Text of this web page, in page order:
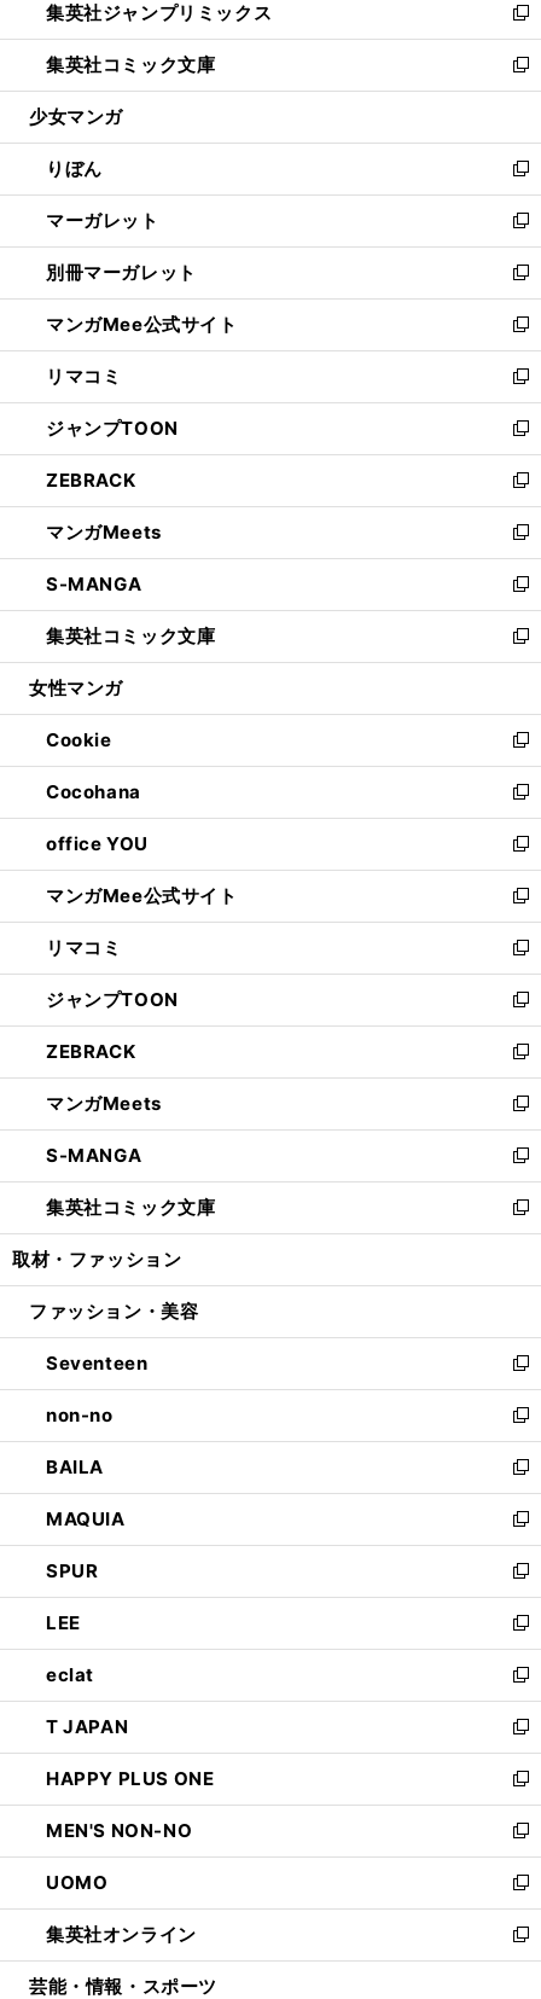
く
で
開
く
ド
ウ
で
開
ィ
ン
ド
ウ
開
く
い
ウ
ィ
ン
ウ
で
開
く
集英社ジャンプリミックス
新
し
い
ウ
ン
ド
ウ
で
開
く
集英社コミック文庫
新
し
ウ
ィ
ン
ド
ウ
で
開
く
少女マンガ
りぼん
新
し
い
ウ
ィ
ン
ド
ウ
で
開
く
マーガレット
新
し
い
ウ
ィ
ン
ド
ウ
で
開
く
別冊マーガレット
新
し
い
ウ
ィ
ン
ド
ウ
で
開
く
マンガMee公式サイト
新
し
い
ウ
ィ
ン
ド
ウ
で
開
く
リマコミ
新
し
い
ウ
ィ
ン
ド
ウ
で
開
く
ジャンプTOON
新
し
い
ウ
ィ
ン
ド
ウ
で
開
ZEBRACK
新
し
い
ウ
ィ
ン
ド
ウ
開
く
マンガMeets
新
し
い
ウ
ィ
ン
ウ
で
開
く
S-MANGA
新
し
い
ウ
ン
ド
ウ
で
開
く
集英社コミック文庫
新
し
ウ
ィ
ン
ド
ウ
で
開
く
女性マンガ
Cookie
新
し
い
ウ
ィ
ン
ド
ウ
で
開
く
Cocohana
新
し
い
ウ
ィ
ン
ド
ウ
で
開
く
office YOU
新
し
い
ウ
ィ
ン
ド
ウ
で
開
く
マンガMee公式サイト
新
し
い
ウ
ィ
ン
ド
ウ
で
開
く
リマコミ
新
し
い
ウ
ィ
ン
ド
ウ
で
開
く
ジャンプTOON
新
し
い
ウ
ィ
ン
ド
ウ
で
開
ZEBRACK
新
し
い
ウ
ィ
ン
ド
ウ
開
マンガMeets
新
し
い
ウ
ィ
ン
ウ
開
く
S-MANGA
新
し
い
ウ
ン
ウ
で
開
く
集英社コミック文庫
新
し
ウ
ン
ド
ウ
で
開
く
取材・ファッション
ファッション・美容
Seventeen
新
し
い
ウ
ィ
ン
ド
ウ
で
開
く
non-no
新
し
い
ウ
ィ
ン
ド
ウ
で
開
く
BAILA
新
し
い
ウ
ィ
ン
ド
ウ
で
開
く
MAQUIA
新
し
い
ウ
ィ
ン
ド
ウ
で
開
く
SPUR
新
し
い
ウ
ィ
ン
ド
ウ
で
開
く
LEE
新
し
い
ウ
ィ
ン
ド
ウ
で
開
く
eclat
新
し
い
ウ
ィ
ン
ド
ウ
で
開
く
T JAPAN
新
し
い
ウ
ィ
ン
ド
ウ
で
開
HAPPY PLUS ONE
新
し
い
ウ
ィ
ン
ド
ウ
MEN'S NON-NO
新
し
い
ウ
ィ
ン
UOMO
新
し
い
ウ
集英社オンライン
新
し
芸能・情報・スポーツ